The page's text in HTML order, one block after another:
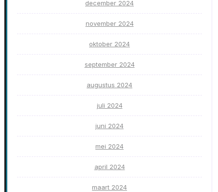
december 2024
november 2024
oktober 2024
september 2024
augustus 2024
juli 2024
juni 2024
mei 2024
april 2024
maart 2024